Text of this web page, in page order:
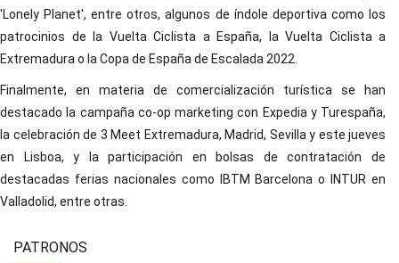
'Lonely Planet', entre otros, algunos de índole deportiva como los
patrocinios de la Vuelta Ciclista a España, la Vuelta Ciclista a
Extremadura o la Copa de España de Escalada 2022.
Finalmente, en materia de comercialización turística se han
destacado la campaña co-op marketing con Expedia y Turespaña,
la celebración de 3 Meet Extremadura, Madrid, Sevilla y este jueves
en Lisboa, y la participación en bolsas de contratación de
destacadas ferias nacionales como IBTM Barcelona o INTUR en
Valladolid, entre otras.
PATRONOS